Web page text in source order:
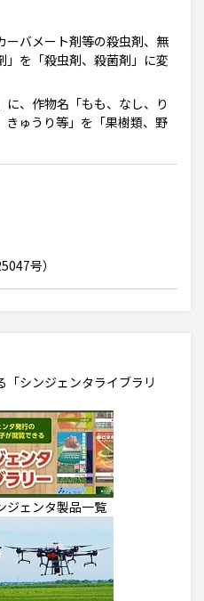
ーバメート剤等の殺虫剤、無
を「殺虫剤、殺菌剤」に変
、作物名「もも、なし、り
きゅうり等」を「果樹類、野
号）
シンジェンタライブラリ
ジェンタ製品一覧